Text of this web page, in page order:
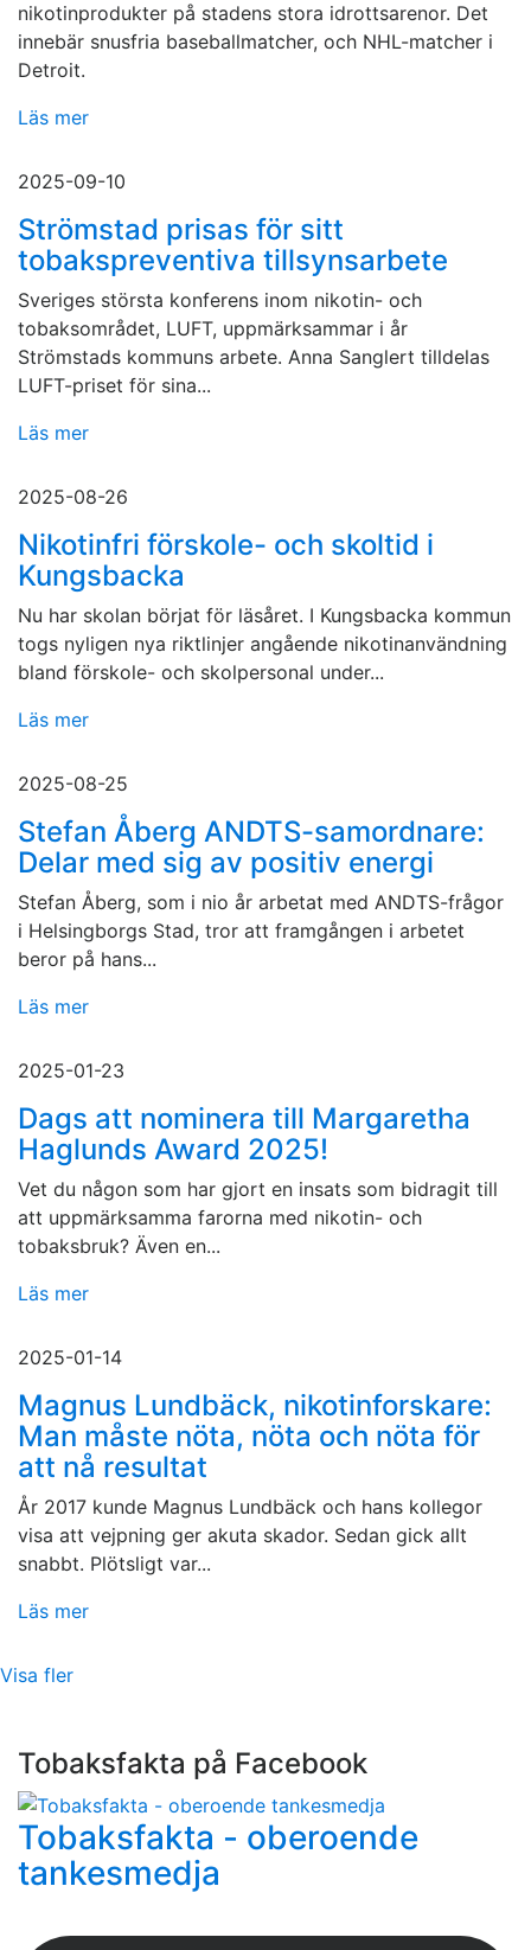
nikotinprodukter på stadens stora idrottsarenor. Det
innebär snusfria baseballmatcher, och NHL-matcher i
Detroit.
Läs mer
2025-09-10
Strömstad prisas för sitt
tobakspreventiva tillsynsarbete
Sveriges största konferens inom nikotin- och
tobaksområdet, LUFT, uppmärksammar i år
Strömstads kommuns arbete. Anna Sanglert tilldelas
LUFT-priset för sina...
Läs mer
2025-08-26
Nikotinfri förskole- och skoltid i
Kungsbacka
Nu har skolan börjat för läsåret. I Kungsbacka kommun
togs nyligen nya riktlinjer angående nikotinanvändning
bland förskole- och skolpersonal under...
Läs mer
2025-08-25
Stefan Åberg ANDTS-samordnare:
Delar med sig av positiv energi
Stefan Åberg, som i nio år arbetat med ANDTS-frågor
i Helsingborgs Stad, tror att framgången i arbetet
beror på hans...
Läs mer
2025-01-23
Dags att nominera till Margaretha
Haglunds Award 2025!
Vet du någon som har gjort en insats som bidragit till
att uppmärksamma farorna med nikotin- och
tobaksbruk? Även en...
Läs mer
2025-01-14
Magnus Lundbäck, nikotinforskare:
Man måste nöta, nöta och nöta för
att nå resultat
År 2017 kunde Magnus Lundbäck och hans kollegor
visa att vejpning ger akuta skador. Sedan gick allt
snabbt. Plötsligt var...
Läs mer
Visa fler
Tobaksfakta på Facebook
Tobaksfakta - oberoende
tankesmedja